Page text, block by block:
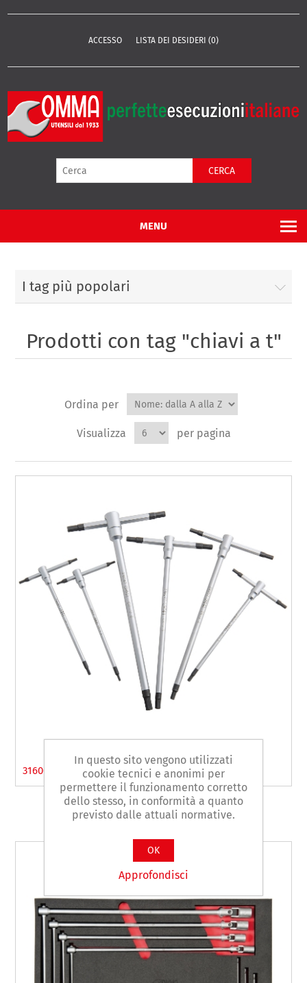
ACCESSO LISTA DEI DESIDERI (0)
CERCA
MENU
I tag più popolari
Prodotti con tag "chiavi a t"
Ordina per
Visualizza per pagina
31600T/6 - Serie 6 chiavi a T maschio esagonale
In questo sito vengono utilizzati
cookie tecnici e anonimi per
permettere il funzionamento corretto
dello stesso, in conformità a quanto
previsto dalle attuali normative.
OK
Approfondisci